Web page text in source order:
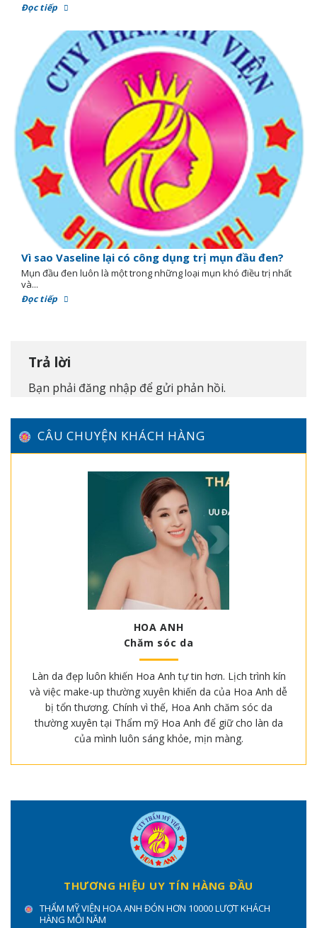
Đọc tiếp
Vì sao Vaseline lại có công dụng trị mụn đầu đen?
Mụn đầu đen luôn là một trong những loại mụn khó điều trị nhất
và...
Đọc tiếp
Trả lời
Bạn phải đăng nhập để gửi phản hồi.
CÂU CHUYỆN KHÁCH HÀNG
HOA ANH
Chăm sóc da
Làn da đẹp luôn khiến Hoa Anh tự tin hơn. Lịch trình kín
và việc make-up thường xuyên khiến da của Hoa Anh dễ
bị tổn thương. Chính vì thế, Hoa Anh chăm sóc da
thường xuyên tại Thẩm mỹ Hoa Anh để giữ cho làn da
của mình luôn sáng khỏe, mịn màng.
THƯƠNG HIỆU UY TÍN HÀNG ĐẦU
THẨM MỸ VIỆN HOA ANH ĐÓN HƠN 10000 LƯỢT KHÁCH
HÀNG MỖI NĂM